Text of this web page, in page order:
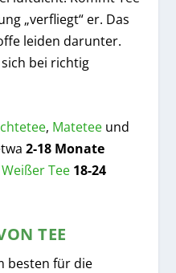
„verfliegt“ er. Das
leiden darunter.
bei richtig
, Mateteeund
2-18 Monate
Tee 18-24
TEE
besten für die